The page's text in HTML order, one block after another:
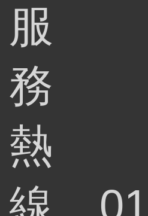
服
務
熱
線